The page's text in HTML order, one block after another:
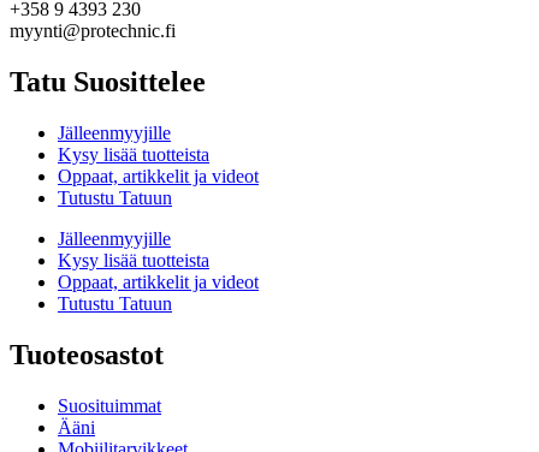
+358 9 4393 230
myynti@protechnic.fi
Tatu Suosittelee
Jälleenmyyjille
Kysy lisää tuotteista
Oppaat, artikkelit ja videot
Tutustu Tatuun
Jälleenmyyjille
Kysy lisää tuotteista
Oppaat, artikkelit ja videot
Tutustu Tatuun
Tuoteosastot
Suosituimmat
Ääni